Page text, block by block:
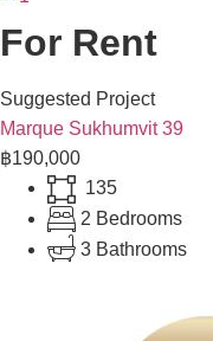
For Rent
Suggested Project
Marque Sukhumvit 39
฿190,000
135
2 Bedrooms
3 Bathrooms